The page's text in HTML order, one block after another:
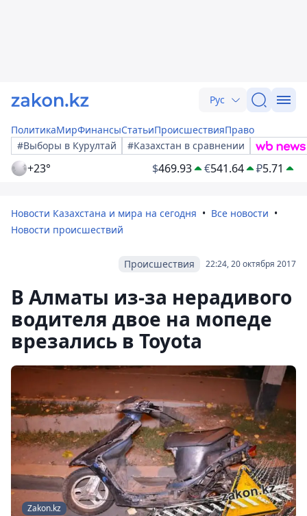
Рус
ПолитикаМирФинансыСтатьиПроисшествияПраво
#Выборы в Курултай
#Казахстан в сравнении
+23° $469.93 €541.64 ₽5.71
Новости Казахстана и мира на сегодня
Все новости
Новости происшествий
22:24, 20 октября 2017
Происшествия
В Алматы из-за нерадивого
водителя двое на мопеде
врезались в Toyota
Zakon.kz